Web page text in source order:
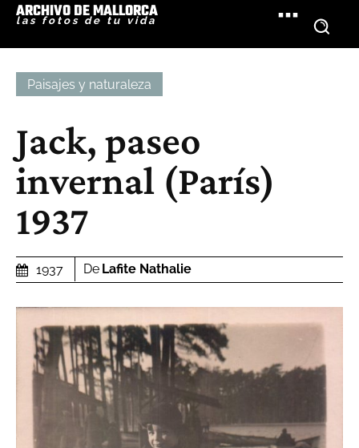
ARCHIVO DE MALLORCA
las fotos de tu vida
Paisajes y naturaleza
Jack, paseo
invernal (París)
1937
1937 De Lafite Nathalie